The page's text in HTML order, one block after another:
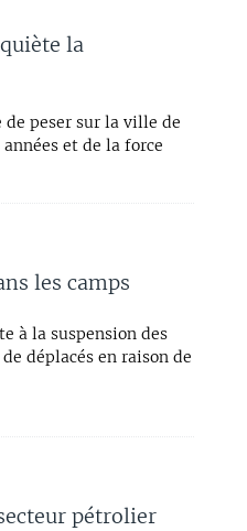
la
de peser sur la ville de
et de la force
les camps
à la suspension des
déplacés en raison de
pétrolier